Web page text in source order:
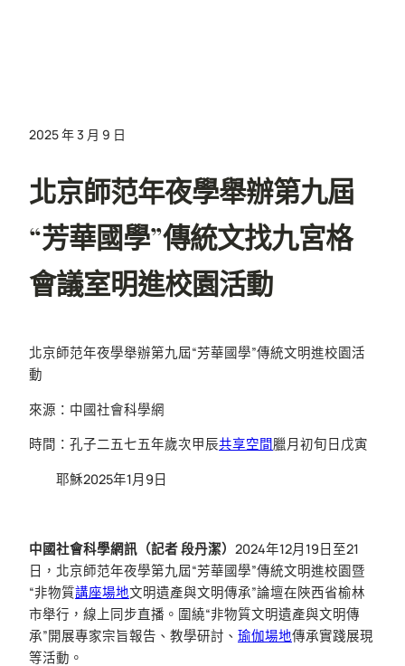
2025 年 3 月 9 日
北京師范年夜學舉辦第九屆
“芳華國學”傳統文找九宮格
會議室明進校園活動
北京師范年夜學舉辦第九屆“芳華國學”傳統文明進校園活
動
來源：中國社會科學網
時間：孔子二五七五年歲次甲辰共享空間臘月初旬日戊寅
耶穌2025年1月9日
中國社會科學網訊（記者段丹潔） 2024年12月19日至21
日，北京師范年夜學第九屆“芳華國學”傳統文明進校園暨
“非物質講座場地文明遺產與文明傳承”論壇在陜西省榆林
市舉行，線上同步直播。圍繞“非物質文明遺產與文明傳
承”開展專家宗旨報告、教學研討、 瑜伽場地傳承實踐展現
等活動。